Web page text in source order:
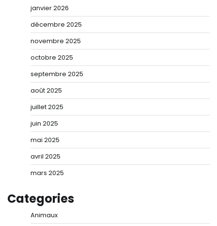
janvier 2026
décembre 2025
novembre 2025
octobre 2025
septembre 2025
août 2025
juillet 2025
juin 2025
mai 2025
avril 2025
mars 2025
Categories
Animaux